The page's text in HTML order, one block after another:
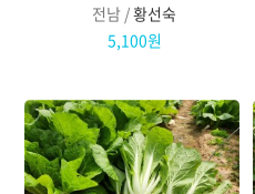
전남 /황선숙
5,100원